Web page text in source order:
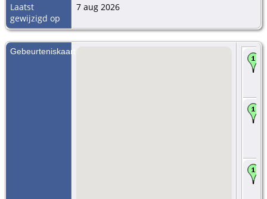
Laatst
gewijzigd op
7 aug 2026
Gebeurteniskaart